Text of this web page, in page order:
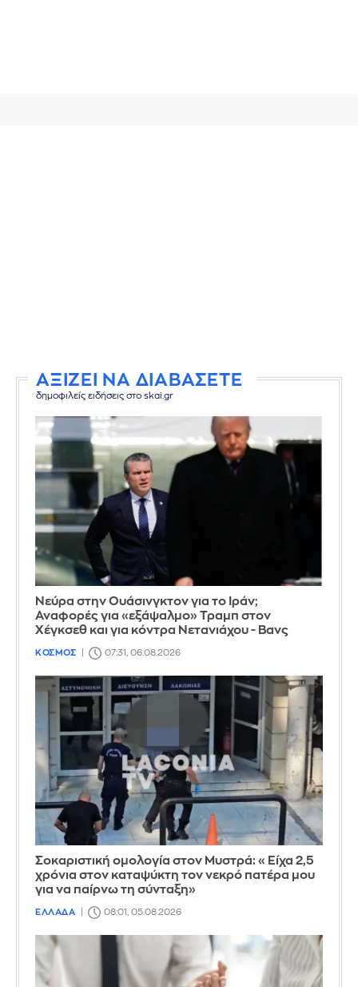
ΑΞΙΖΕΙ ΝΑ ΔΙΑΒΑΣΕΤΕ
δημοφιλείς ειδήσεις στο skai.gr
Νεύρα στην Ουάσινγκτον για το Ιράν;
Αναφορές για «εξάψαλμο» Τραμπ στον
Χέγκσεθ και για κόντρα Νετανιάχου - Βανς
ΚΟΣΜΟΣ 07:31, 06.08.2026
Σοκαριστική ομολογία στον Μυστρά: «Είχα 2,5
χρόνια στον καταψύκτη τον νεκρό πατέρα μου
για να παίρνω τη σύνταξη»
ΕΛΛΑΔΑ 08:01, 05.08.2026